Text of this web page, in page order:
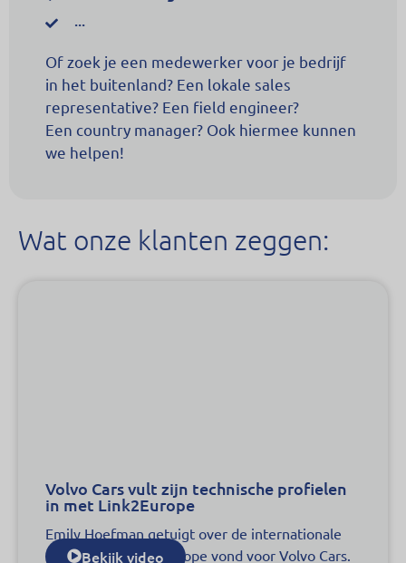
...
Of zoek je een medewerker voor je bedrijf
in het buitenland? Een lokale sales
representative? Een field engineer?
Een country manager? Ook hiermee kunnen
we helpen!
Wat onze klanten zeggen:
Volvo Cars vult zijn technische profielen
in met Link2Europe
Emily Hoefman getuigt over de internationale
talenten die Link2Europe vond voor Volvo Cars.
Bekijk video